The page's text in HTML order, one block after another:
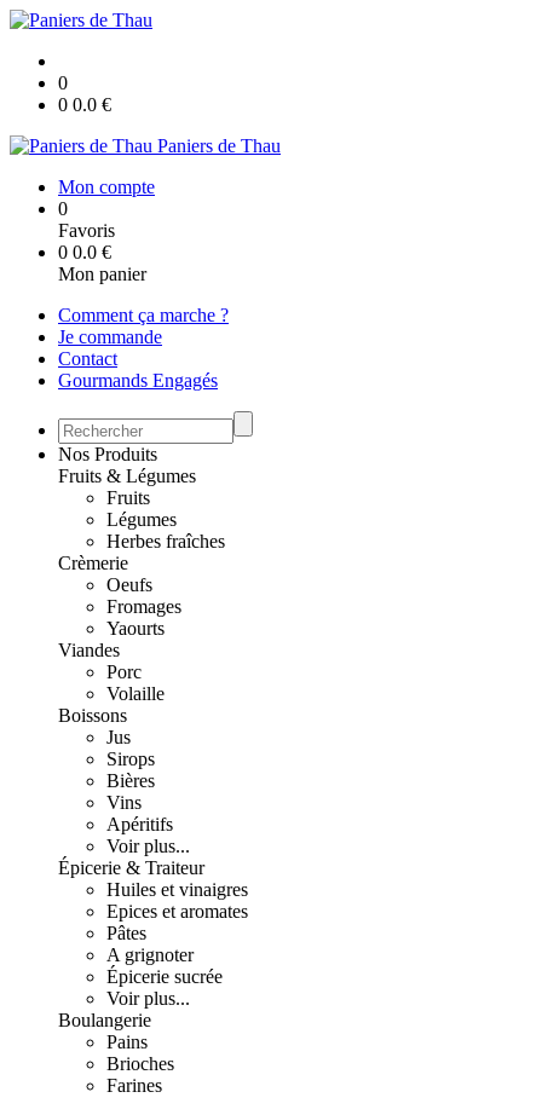
0
0 0.0 €
Paniers de Thau
Mon compte
0
Favoris
0 0.0 €
Mon panier
Comment ça marche ?
Je commande
Contact
Gourmands Engagés
Nos Produits
Fruits & Légumes
Fruits
Légumes
Herbes fraîches
Crèmerie
Oeufs
Fromages
Yaourts
Viandes
Porc
Volaille
Boissons
Jus
Sirops
Bières
Vins
Apéritifs
Voir plus...
Épicerie & Traiteur
Huiles et vinaigres
Epices et aromates
Pâtes
A grignoter
Épicerie sucrée
Voir plus...
Boulangerie
Pains
Brioches
Farines